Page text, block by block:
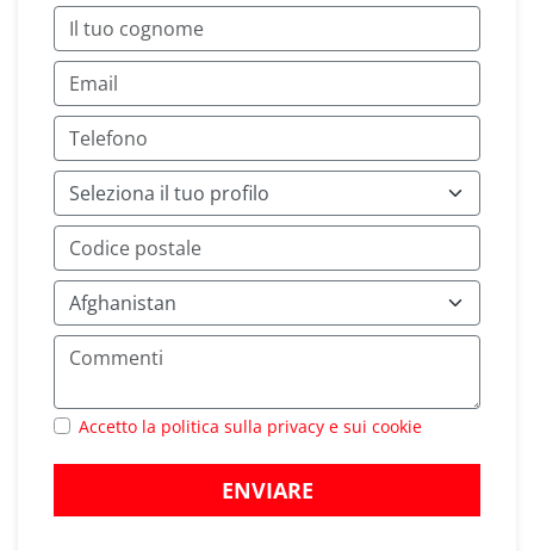
Accetto la politica sulla privacy e sui cookie
ENVIARE